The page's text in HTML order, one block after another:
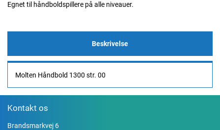
Egnet til håndboldspillere på alle niveauer.
Beskrivelse
Molten Håndbold 1300 str. 00
Kontakt os
Brandsmarkvej 6